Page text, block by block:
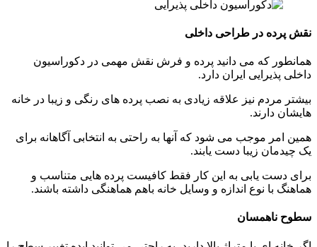
نقش پرده در طراحی داخلی
همانطور که می دانید پرده و فرش نقش مهمی در دکوراسیون
داخلی پذیرایی ایران دارد.
بیشتر مردم نیز علاقه زیادی به نصب پرده های رنگی و زیبا در خانه
هایشان دارند.
همین امر موجب می شود که آنها به راحتی به انتخابی آگاهانه برای
یک چیدمان زیبا دست یابند.
برای دست یابی به این کار فقط کافیست پرده هایی متناسب و
هماهنگ با نوع اندازه و وسایل خانه باهم هماهنگی داشته باشند.
سطوح ناهمسان